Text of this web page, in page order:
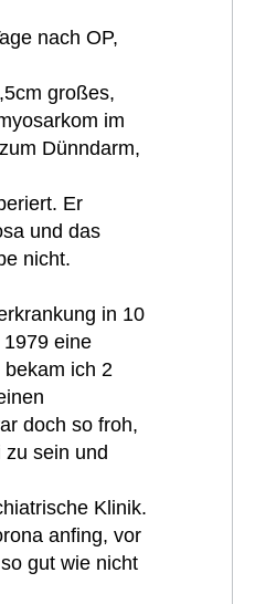
nach OP,
großes,
im
Dünndarm,
Er
und das
nicht.
in 10
eine
ich 2
doch so froh,
sein und
Klinik.
anfing, vor
gut wie nicht